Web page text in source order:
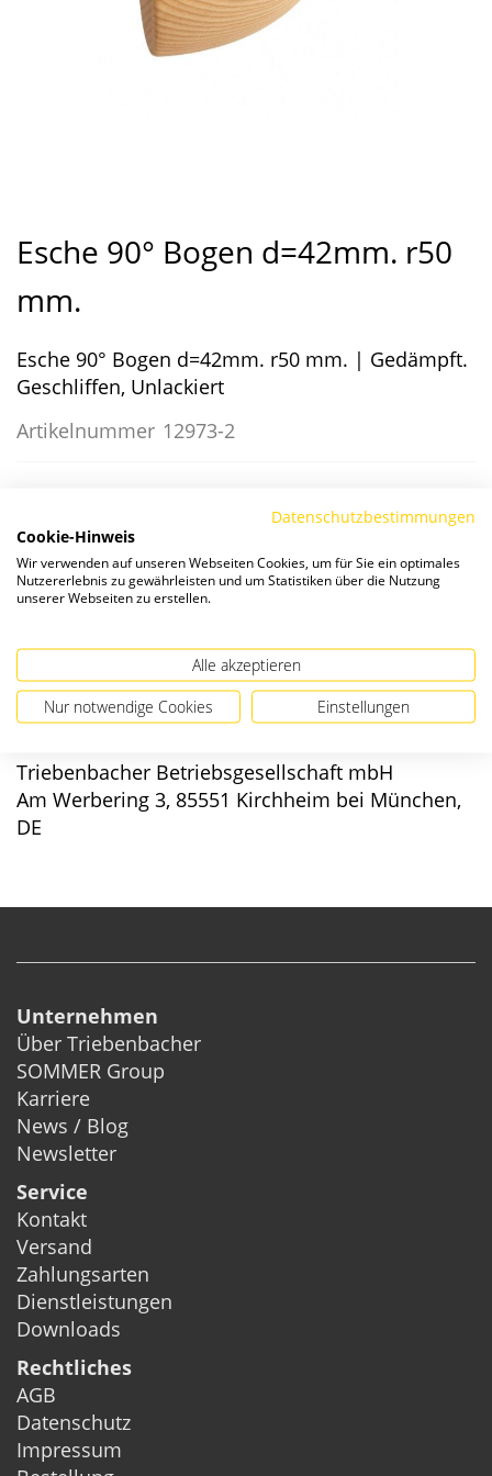
Anfang
der
Bildergalerie
springen
Esche 90° Bogen d=42mm. r50
mm.
Esche 90° Bogen d=42mm. r50 mm. | Gedämpft.
Geschliffen, Unlackiert
Artikelnummer 12973-2
Verfügbarkeit:
Angaben zur Produktsicherheit
Triebenbacher Betriebsgesellschaft mbH
Am Werbering 3, 85551 Kirchheim bei München,
DE
Unternehmen
Über Triebenbacher
SOMMER Group
Karriere
News / Blog
Newsletter
Service
Kontakt
Versand
Zahlungsarten
Dienstleistungen
Downloads
Rechtliches
AGB
Datenschutz
Impressum
Datenschutzbestimmungen
Cookie-Hinweis
Wir verwenden auf unseren Webseiten Cookies, um für Sie ein optimales
Nutzererlebnis zu gewährleisten und um Statistiken über die Nutzung
unserer Webseiten zu erstellen.
Alle akzeptieren
Nur notwendige Cookies Einstellungen